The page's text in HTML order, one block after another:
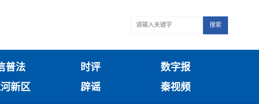
搜索
普法 时评
数字报
新区 辟谣 秦视频